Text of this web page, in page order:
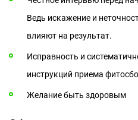
Ведь искажение и
влияют на результат.
Исправность и
инструкций приема
Желание быть здоровым